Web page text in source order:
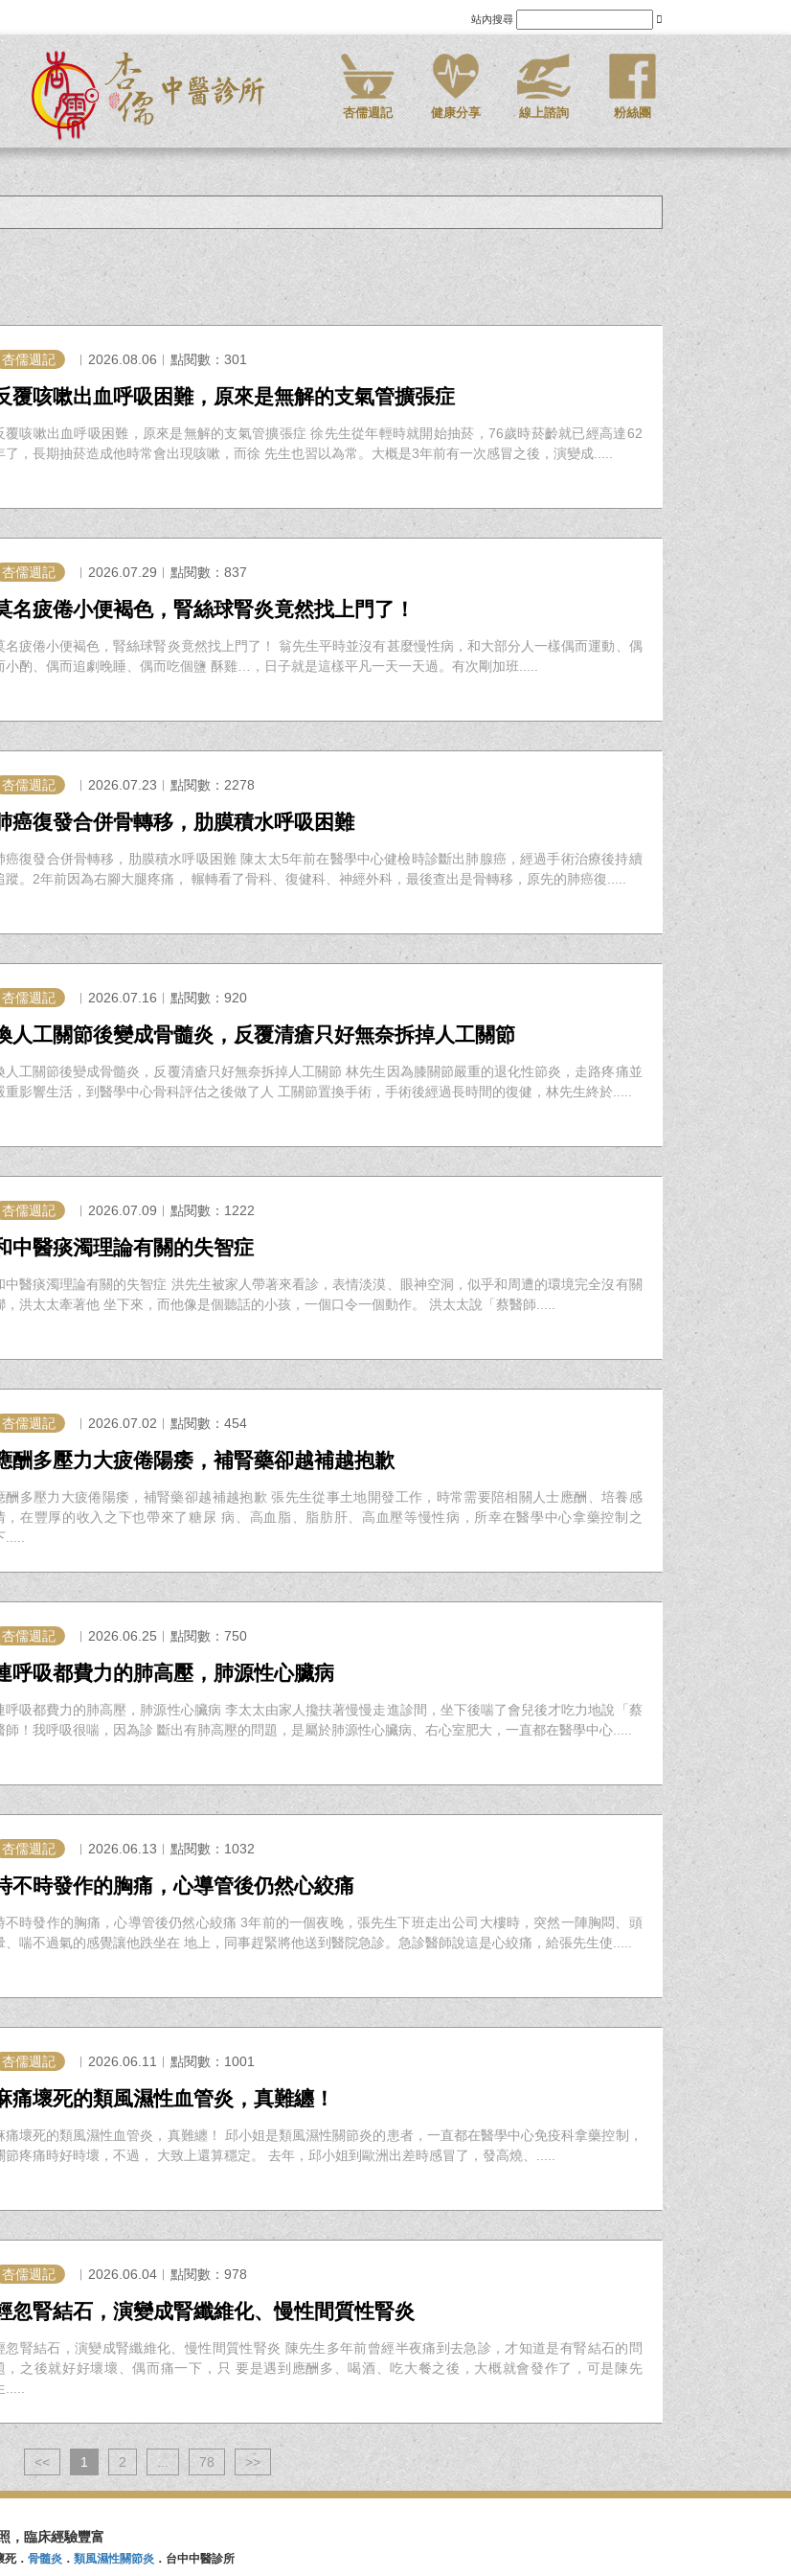
站內搜尋
杏儒週記 健康分享 線上諮詢 粉絲團
杏儒週記 ︱2026.08.06︱點閱數：301
覆咳嗽出血呼吸困難，原來是無解的支氣管擴張症
覆咳嗽出血呼吸困難，原來是無解的支氣管擴張症 徐先生從年輕時就開始抽菸，76歲時菸齡就已經高達62
了，長期抽菸造成他時常會出現咳嗽，而徐 先生也習以為常。大概是3年前有一次感冒之後，演變成.....
杏儒週記 ︱2026.07.29︱點閱數：837
名疲倦小便褐色，腎絲球腎炎竟然找上門了！
名疲倦小便褐色，腎絲球腎炎竟然找上門了！ 翁先生平時並沒有甚麼慢性病，和大部分人一樣偶而運動、偶
小酌、偶而追劇晚睡、偶而吃個鹽 酥雞…，日子就是這樣平凡一天一天過。有次剛加班.....
杏儒週記 ︱2026.07.23︱點閱數：2278
癌復發合併骨轉移，肋膜積水呼吸困難
癌復發合併骨轉移，肋膜積水呼吸困難 陳太太5年前在醫學中心健檢時診斷出肺腺癌，經過手術治療後持續
蹤。2年前因為右腳大腿疼痛， 輾轉看了骨科、復健科、神經外科，最後查出是骨轉移，原先的肺癌復.....
杏儒週記 ︱2026.07.16︱點閱數：920
人工關節後變成骨髓炎，反覆清瘡只好無奈拆掉人工關節
人工關節後變成骨髓炎，反覆清瘡只好無奈拆掉人工關節 林先生因為膝關節嚴重的退化性節炎，走路疼痛並
重影響生活，到醫學中心骨科評估之後做了人 工關節置換手術，手術後經過長時間的復健，林先生終於.....
杏儒週記 ︱2026.07.09︱點閱數：1222
中醫痰濁理論有關的失智症
中醫痰濁理論有關的失智症 洪先生被家人帶著來看診，表情淡漠、眼神空洞，似乎和周遭的環境完全沒有關
，洪太太牽著他 坐下來，而他像是個聽話的小孩，一個口令一個動作。 洪太太說「蔡醫師.....
杏儒週記 ︱2026.07.02︱點閱數：454
酬多壓力大疲倦陽痿，補腎藥卻越補越抱歉
酬多壓力大疲倦陽痿，補腎藥卻越補越抱歉 張先生從事土地開發工作，時常需要陪相關人士應酬、培養感
，在豐厚的收入之下也帶來了糖尿 病、高血脂、脂肪肝、高血壓等慢性病，所幸在醫學中心拿藥控制之
.....
杏儒週記 ︱2026.06.25︱點閱數：750
呼吸都費力的肺高壓，肺源性心臟病
呼吸都費力的肺高壓，肺源性心臟病 李太太由家人攙扶著慢慢走進診間，坐下後喘了會兒後才吃力地說「蔡
師！我呼吸很喘，因為診 斷出有肺高壓的問題，是屬於肺源性心臟病、右心室肥大，一直都在醫學中心.....
杏儒週記 ︱2026.06.13︱點閱數：1032
不時發作的胸痛，心導管後仍然心絞痛
不時發作的胸痛，心導管後仍然心絞痛 3年前的一個夜晚，張先生下班走出公司大樓時，突然一陣胸悶、頭
、喘不過氣的感覺讓他跌坐在 地上，同事趕緊將他送到醫院急診。急診醫師說這是心絞痛，給張先生使.....
杏儒週記 ︱2026.06.11︱點閱數：1001
痛壞死的類風濕性血管炎，真難纏！
痛壞死的類風濕性血管炎，真難纏！ 邱小姐是類風濕性關節炎的患者，一直都在醫學中心免疫科拿藥控制，
節疼痛時好時壞，不過， 大致上還算穩定。 去年，邱小姐到歐洲出差時感冒了，發高燒、.....
杏儒週記 ︱2026.06.04︱點閱數：978
忽腎結石，演變成腎纖維化、慢性間質性腎炎
忽腎結石，演變成腎纖維化、慢性間質性腎炎 陳先生多年前曾經半夜痛到去急診，才知道是有腎結石的問
，之後就好好壞壞、偶而痛一下，只 要是遇到應酬多、喝酒、吃大餐之後，大概就會發作了，可是陳先
.....
<< 1 2 78 >>
，臨床經驗豐富
． 骨髓炎． 類風濕性關節炎．台中中醫診所